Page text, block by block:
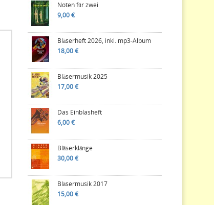
Noten für zwei
9,00 €
Bläserheft 2026, inkl. mp3-Album
18,00 €
Bläsermusik 2025
17,00 €
Das Einblasheft
6,00 €
Bläserklänge
30,00 €
Bläsermusik 2017
15,00 €